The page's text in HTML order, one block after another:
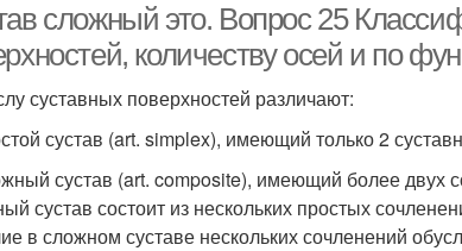
сложный это. Вопрос 25
количеству осей и по
суставных поверхностей различают:
сустав (art. simplex), имеющий только 2
сустав (art. composite), имеющий более двух
сустав состоит из нескольких простых
в сложном суставе нескольких сочленений